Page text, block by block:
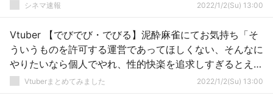
シネマ速報 2022/1/2(Su) 13:00
Vtuber 【でびでび・でびる】泥酔麻雀にてお気持ち「そ
ういうものを許可する運営であってほしくない、そんなに
やりたいなら個人でやれ、性的快楽を追求しすぎるとえら
い目にあうぞ」←どんなものを想像してたんだなろうな…
Vtuberまとめてみました 2022/1/2(Su) 13:00